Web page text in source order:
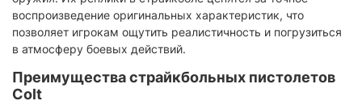
воспроизведение оригинальных характеристик, что
позволяет игрокам ощутить реалистичность и погрузиться
в атмосферу боевых действий.​
Преимущества страйкбольных пистолетов
Colt